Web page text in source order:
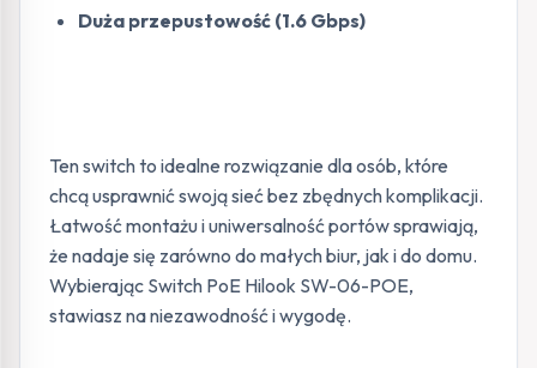
Duża przepustowość (1.6 Gbps)
Ten switch to idealne rozwiązanie dla osób, które
chcą usprawnić swoją sieć bez zbędnych komplikacji.
Łatwość montażu i uniwersalność portów sprawiają,
że nadaje się zarówno do małych biur, jak i do domu.
Wybierając Switch PoE Hilook SW-06-POE,
stawiasz na niezawodność i wygodę.